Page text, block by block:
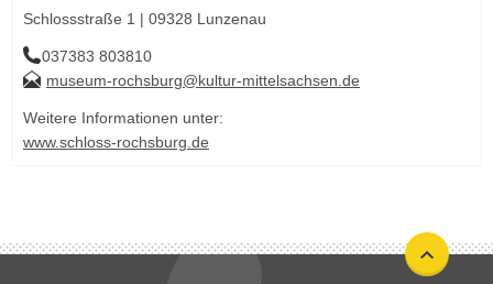
Schlossstraße 1 | 09328 Lunzenau
037383 803810
museum-rochsburg@kultur-mittelsachsen.de
Weitere Informationen unter:
www.schloss-rochsburg.de